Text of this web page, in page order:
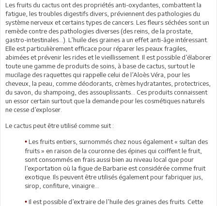
Les fruits du cactus ont des propriétés anti-oxydantes, combattent la
fatigue, les troubles digestifs divers, préviennent des pathologies du
système nerveux et certains types de cancers. Les fleurs séchées sont un
remède contre des pathologies diverses (des reins, de la prostate,
gastro-intestinales…). L’huile des graines a un effet anti-âge intéressant.
Elle est particulièrement efficace pour réparer les peaux fragiles,
abimées et prévenir les rides et le vieillissement. Il est possible d’élaborer
toute une gamme de produits de soins, à base de cactus, surtout le
mucilage des raquettes qui rappelle celui de l’Aloès Véra, pour les
cheveux, la peau, comme déodorants, crèmes hydratantes, protectrices,
du savon, du shampoing, des assouplissants… Ces produits connaissent
un essor certain surtout que la demande pour les cosmétiques naturels
ne cesse d’exploser.
Le cactus peut être utilisé comme suit :
• Les fruits entiers, surnommés chez nous également « sultan des
fruits » en raison de la couronne des épines qui coiffent le fruit,
sont consommés en frais aussi bien au niveau local que pour
l’exportation où la figue de Barbarie est considérée comme fruit
exotique. Ils peuvent être utilisés également pour fabriquer jus,
sirop, confiture, vinaigre…
• Il est possible d’extraire de l’huile des graines des fruits. Cette